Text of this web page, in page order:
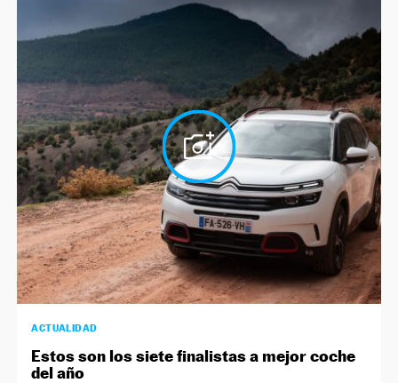
ACTUALIDAD
Estos son los siete finalistas a mejor coche
del año